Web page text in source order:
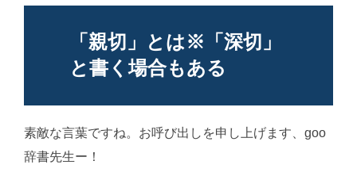
「親切」とは※「深切」
と書く場合もある
素敵な言葉ですね。お呼び出しを申し上げます、goo
辞書先生ー！